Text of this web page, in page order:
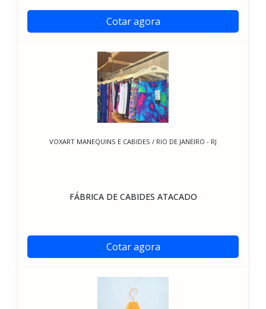
Cotar agora
VOXART MANEQUINS E CABIDES / RIO DE JANEIRO - RJ
FÁBRICA DE CABIDES ATACADO
Cotar agora